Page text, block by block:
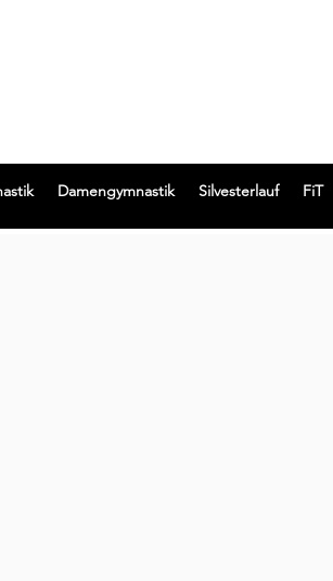
Damengymnastik Silvesterlauf FiT